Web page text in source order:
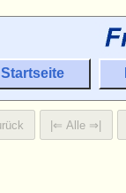
Startseite